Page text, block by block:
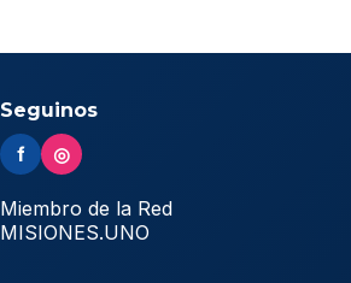
Seguinos
f ◎
Miembro de la Red
MISIONES.UNO